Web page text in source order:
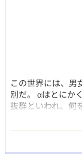
この世界には、男
別だ。 αはとにか
抜群といわれ、何
ている。政治家
かいないとされて
の種であり、平
劣等種と言われる